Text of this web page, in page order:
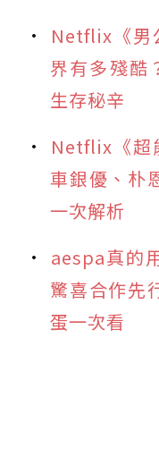
Netflix《男
界有多殘酷
生存秘辛
Netflix《超
車銀優、朴
一次解析
aespa真的
驚喜合作先
蛋一次看